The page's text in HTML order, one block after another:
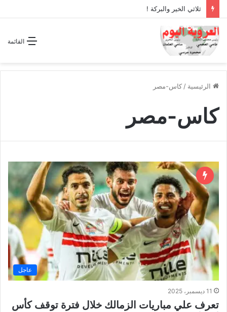
ثلاثي الخير والبركة !
القائمة
الرئيسية / كاس-مصر
كاس-مصر
عاجل
11 ديسمبر، 2025
تعرف علي مباريات الزمالك خلال فترة توقف كأس